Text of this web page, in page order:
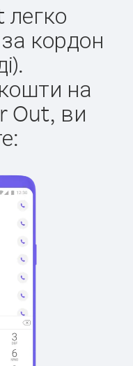
легко
кордон
на
Out, ви